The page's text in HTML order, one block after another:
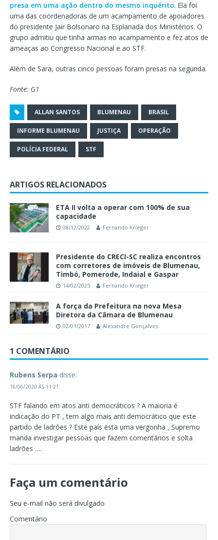
presa em uma ação dentro do mesmo inquérito. Ela foi
uma das coordenadoras de um acampamento de apoiadores
do presidente Jair Bolsonaro na Esplanada dos Ministérios. O
grupo admitiu que tinha armas no acampamento e fez atos de
ameaças ao Congresso Nacional e ao STF.
Além de Sara, outras cinco pessoas foram presas na segunda.
Fonte: G1
ALLAN SANTOS BLUMENAU BRASIL
INFORME BLUMENAU JUSTIÇA OPERAÇÃO
POLÍCIA FEDERAL STF
ARTIGOS RELACIONADOS
ETA II volta a operar com 100% de sua
capacidade
08/12/2022 Fernando Krieger
Presidente do CRECI-SC realiza encontros
com corretores de imóveis de Blumenau,
Timbó, Pomerode, Indaial e Gaspar
14/02/2025 Fernando Krieger
A força da Prefeitura na nova Mesa
Diretora da Câmara de Blumenau
02/01/2017 Alexandre Gonçalves
1 COMENTÁRIO
Rubens Serpa disse:
16/06/2020 ÀS 11:21
STF falando em atos anti democráticos ? A maioria é
indicação do PT , tem algo mais anti democrático que este
partido de ladrões ? Este país esta uma vergonha , Supremo
manda investigar pessoas que fazem comentários e solta
ladrões ….
Faça um comentário
Seu e-mail não será divulgado.
Comentário